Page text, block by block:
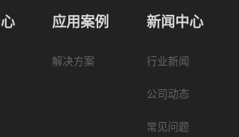
应用案例
解决方案
新闻中心
行业新闻
公司动态
常见问题